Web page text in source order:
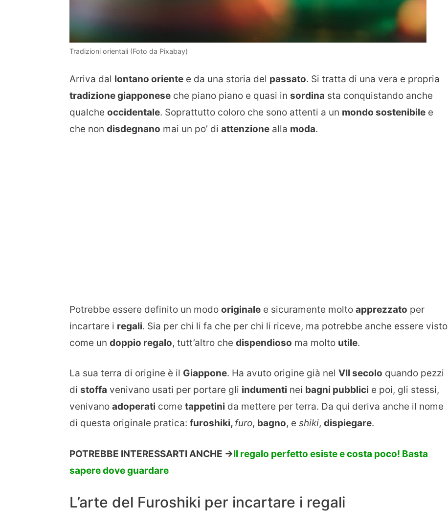
Tradizioni orientali (Foto da Pixabay)
Arriva dal lontano oriente e da una storia del passato. Si tratta di una vera e propria
tradizione giapponese che piano piano e quasi in sordina sta conquistando anche
qualche occidentale. Soprattutto coloro che sono attenti a un mondo sostenibile e
che non disdegnano mai un po’ di attenzione alla moda.
Potrebbe essere definito un modo originale e sicuramente molto apprezzato per
incartare i regali. Sia per chi li fa che per chi li riceve, ma potrebbe anche essere visto
come un doppio regalo, tutt’altro che dispendioso ma molto utile.
La sua terra di origine è il Giappone. Ha avuto origine già nel VII secolo quando pezzi
di stoffa venivano usati per portare gli indumenti nei bagni pubblici e poi, gli stessi,
venivano adoperati come tappetini da mettere per terra. Da qui deriva anche il nome
di questa originale pratica: furoshiki, furo, bagno, e shiki, dispiegare.
POTREBBE INTERESSARTI ANCHE ->Il regalo perfetto esiste e costa poco! Basta
sapere dove guardare
L’arte del Furoshiki per incartare i regali